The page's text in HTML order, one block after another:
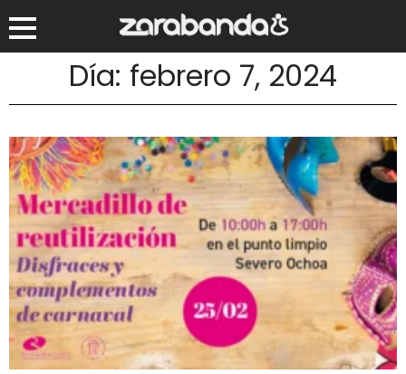
Día: febrero 7, 2024